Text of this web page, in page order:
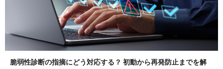
脆弱性診断の指摘にどう対応する？ 初動から再発防止までを解